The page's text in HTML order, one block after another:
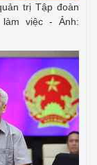
trị Tập đoàn
việc - Ảnh: